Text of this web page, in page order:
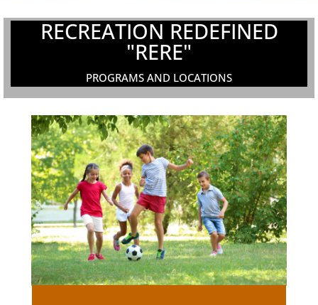
RECREATION REDEFINED
"RERE"
PROGRAMS AND LOCATIONS